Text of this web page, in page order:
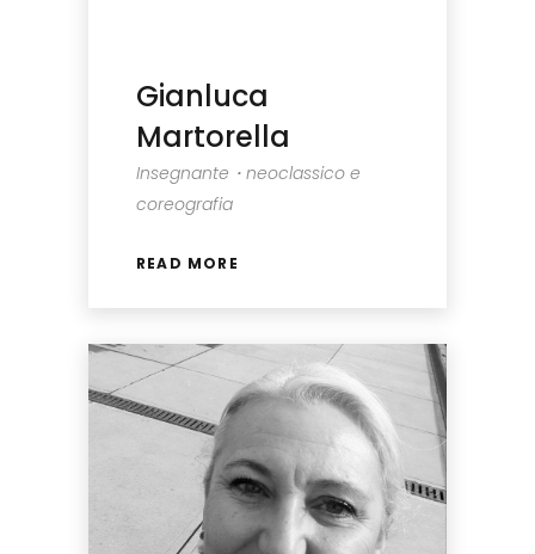
Gianluca
Martorella
Insegnante・neoclassico e
coreografia
READ MORE